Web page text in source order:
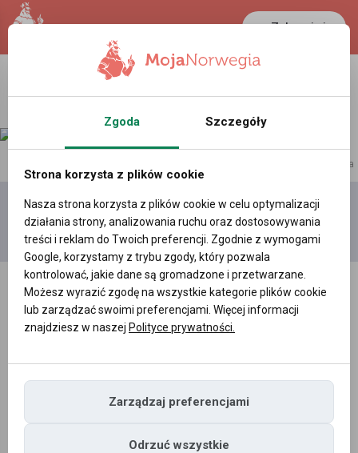
Zaloguj się
LANCASTER
24 °C 0.3865 PLN
reklama
Dodaj
film
Moje
filmy
Wszystkie
Zgoda Szczegóły
Strona korzysta z plików cookie
Nasza strona korzysta z plików cookie w celu optymalizacji
działania strony, analizowania ruchu oraz dostosowywania
treści i reklam do Twoich preferencji. Zgodnie z wymogami
Google, korzystamy z trybu zgody, który pozwala
kontrolować, jakie dane są gromadzone i przetwarzane.
Możesz wyrazić zgodę na wszystkie kategorie plików cookie
lub zarządzać swoimi preferencjami. Więcej informacji
znajdziesz w naszej Polityce prywatności.
Zarządzaj preferencjami
Odrzuć wszystkie